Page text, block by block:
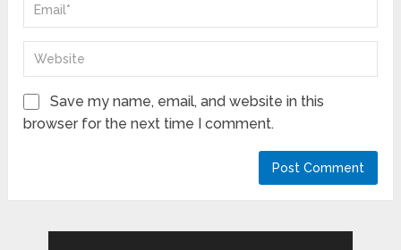
Save my name, email, and website in this
browser for the next time I comment.